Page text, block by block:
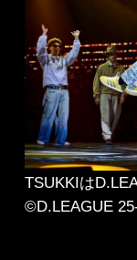
TSUKKIは
©D.LEAGUE